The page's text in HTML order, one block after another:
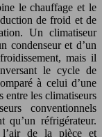
le chauffage et le
de froid et de
Un climatiseur
condenseur et d’un
mais il
le cycle de
à celui d’une
entre les climatiseurs
conventionnels
qu’un réfrigérateur.
l’air de la pièce et